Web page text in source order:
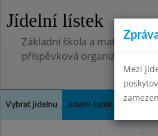
Jídelní lístek
Základní škola a mateřská
příspěvková organizace
Vybrat jídelnu Jídelní lístek
Mezi